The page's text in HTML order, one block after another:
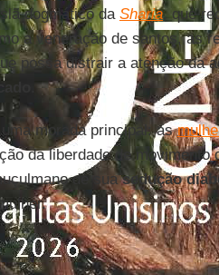
dogmático da Sharia, que
a veneração de santos, as
possa distrair a atenção da
morada principal: as
da liberdade de movimento
de suasedução